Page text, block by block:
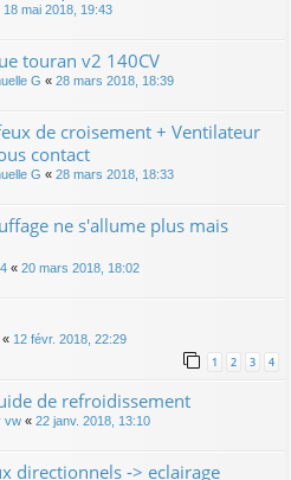
18 mai 2018, 19:43
touran v2 140CV
G « 28 mars 2018, 18:39
de croisement + Ventilateur
contact
G « 28 mars 2018, 18:33
ne s'allume plus mais
« 20 mars 2018, 18:02
« 12 févr. 2018, 22:29
1 2 3 4
de refroidissement
vw « 22 janv. 2018, 13:10
directionnels -> eclairage